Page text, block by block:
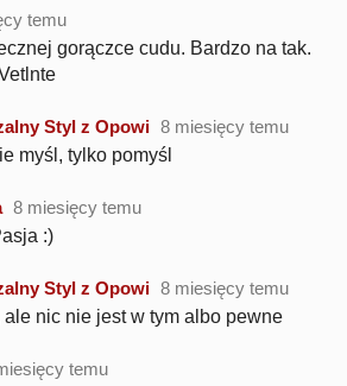
temu
gorączce cudu. Bardzo na tak.
Styl z Opowi 8 miesięcy temu
myśl, tylko pomyśl
8 miesięcy temu
:)
Styl z Opowi 8 miesięcy temu
nic nie jest w tym albo pewne
temu